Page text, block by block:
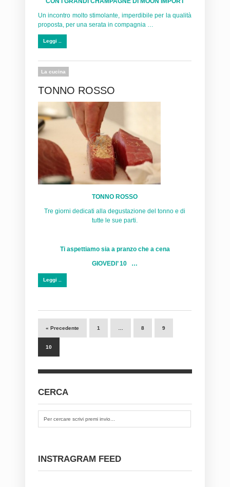
Un incontro molto stimolante, imperdibile per la qualità
proposta, per una serata in compagnia …
Leggi ..
La cucina
TONNO ROSSO
TONNO ROSSO
Tre giorni dedicati alla degustazione del tonno e di
tutte le sue parti.
Ti aspettiamo sia a pranzo che a cena
GIOVEDI’ 10 …
Leggi ..
« Precedente 1 8 9
10
CERCA
INSTRAGRAM FEED